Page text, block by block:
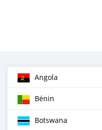
Angola
Bénin
Botswana